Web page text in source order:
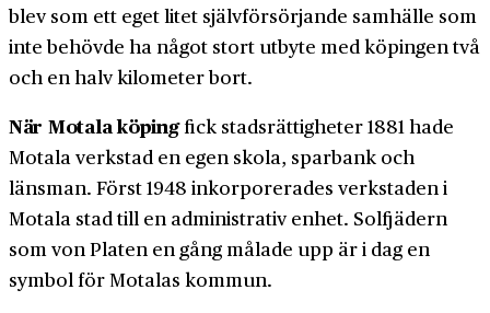
blev som ett eget litet själv­försörjande samhälle som
inte behövde ha något stort utbyte med köpingen två
och en halv kilometer bort.
När Motala köpingfick stads­rättigheter 1881 hade
Motala verkstad en egen skola, sparbank och
länsman. Först 1948 inkorporerades verkstaden i
Motala stad till en administrativ enhet. Solfjädern
som von Platen en gång målade upp är i dag en
symbol för Motalas kommun.